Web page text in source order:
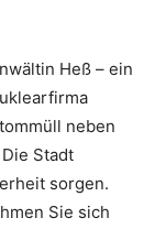
Heß – ein
neben
Stadt
sorgen.
Sie sich